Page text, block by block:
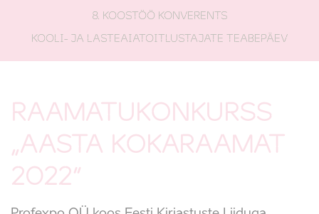
8. KOOSTÖÖ KONVERENTS
KOOLI- JA LASTEAIATOITLUSTAJATE TEABEPÄEV
RAAMATUKONKURSS
„AASTA KOKARAAMAT
2022”